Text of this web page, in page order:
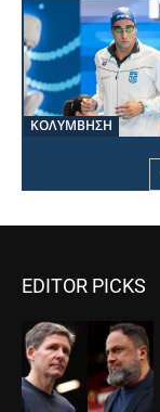
ΚΟΛΥΜΒΗΣΗ
EDITOR PICKS